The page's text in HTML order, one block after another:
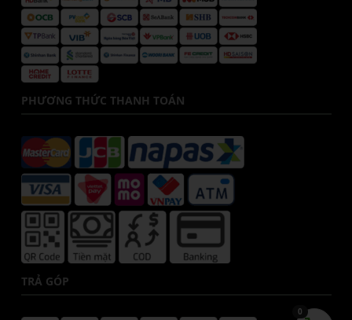
PHƯƠNG THỨC THANH TOÁN
TRẢ GÓP
0